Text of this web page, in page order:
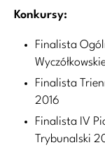
Konkursy:
Finalista
Finalista
2016
Finalista IV
Trybunalski